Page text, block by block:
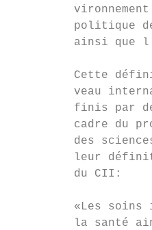
politique
ainsi que
Cette
veau
finis par
cadre du
des
leur
         du CII:
«Les soins
la santé